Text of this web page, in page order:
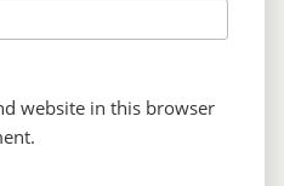
website in this browser